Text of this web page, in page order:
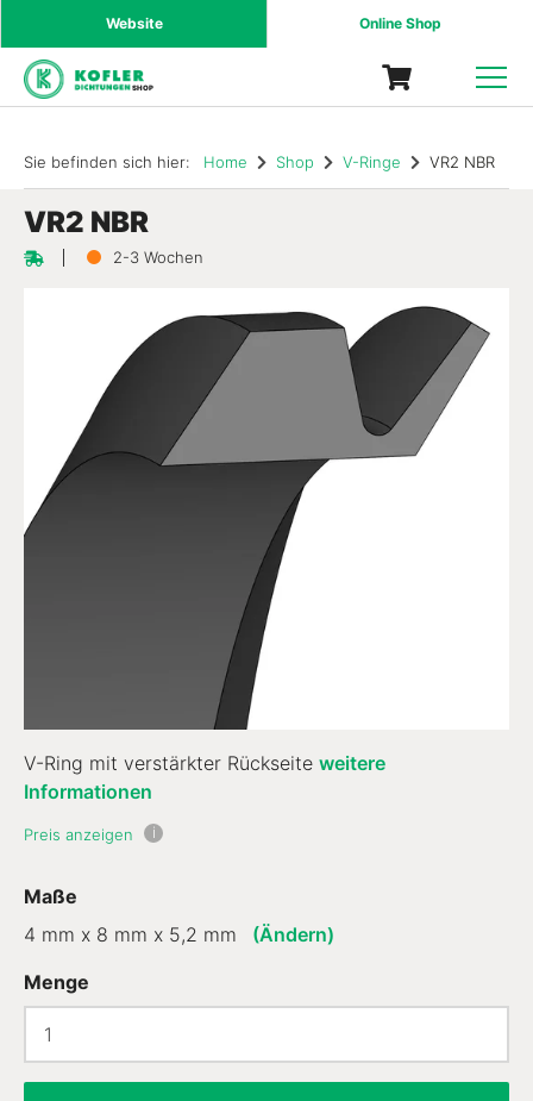
Website Online Shop
SHOP
Sie befinden sich hier: Home Shop V-Ringe VR2 NBR
VR2 NBR
2-3 Wochen
V-Ring mit verstärkter Rückseite weitere
Informationen
Preis anzeigen i
Maße
4 mm x 8 mm x 5,2 mm
(Ändern)
Menge